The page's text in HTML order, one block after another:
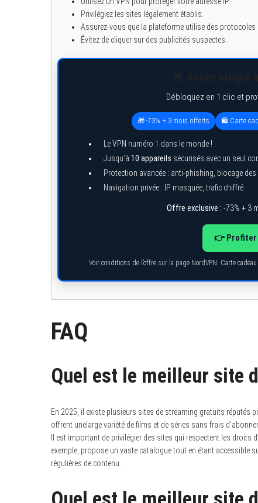
Privilégiez les sites légalement établis.
Assurez-vous que la plateforme utilise des protocoles
Évitez de cliquer sur des publicités suspectes.
Débloquez en 1 clic et
🎁 -73% + 3 mois offerts 🛍️ Carte
Le VPN numéro 1 dans le monde !
Jusqu’à 10 appareils sécurisés avec un seul
Protection avancée : anti-phishing, blocage
Navigation privée : IP masquée, trafic chiffré
Offre exclusive : -73% + 3
👉 Profiter
Voir conditions de l’offre sur la page NordVPN. Carte
FAQ
Quel est le meilleur site
En 2025, il existe plusieurs sites de streaming gratuits réputés
offrent unelarge variété de films et de séries sans frais
Il est important de privilégier des sites qui respectent les droits
exemple, propose un vaste catalogue tout en étant accessible
régulières de contenu.